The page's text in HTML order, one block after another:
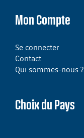
Mon Compte
Se connecter
Contact
Qui sommes-nous ?
Choix du Pays